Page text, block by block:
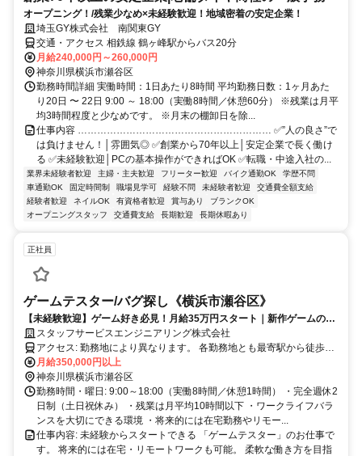
オープニング！/残業少なめ×未経験歓迎！地域密着の安定企業！
埼玉GY株式会社 南関東GY
交通・アクセス 相鉄線 鶴ヶ峰駅からバス20分
月給240,000円～260,000円
神奈川県横浜市瀬谷区
勤務時間詳細 実働時間：1日あたり8時間 平均勤務日数：1ヶ月あた
り20日 〜 22日 9:00 ～ 18:00（実働8時間／休憩60分） ※残業は月平
均3時間程度と少なめです。 ※月末の棚卸日を除...
仕事内容 …………………………………………………… ✅”人の良さ”で
は負けません！│雰囲気◎ ✅創業から70年以上│安定企業で長く働け
る ✅未経験歓迎│PCの基本操作ができればOK ✅転職・中途入社の...
業界未経験者歓迎 主婦・主夫歓迎 フリーター歓迎 バイク通勤OK
学歴不問
車通勤OK
固定時間制 職場見学可 経験不問 未経験者歓迎
交通費全額支給
経験者歓迎
ネイルOK 有資格者歓迎 賞与あり
ブランクOK
オープニングスタッフ
交通費支給 長期歓迎 長期休暇あり
正社員
ゲームテスター/バグ探し《横浜市瀬谷区》
【未経験歓迎】ゲーム好き必見！月給35万円スタート｜新作ゲームの品
質チェック｜土日祝休み｜将来的にリモートワーク可能
スタッフサービスエンジニアリング株式会社
アクセス: 勤務地により異なります。 各勤務地とも最寄駅から徒歩圏
内のオフィスが中心です。 公共交通機関を利用して通勤いただけま
す。
月給350,000円以上
神奈川県横浜市瀬谷区
勤務時間・曜日: 9:00～18:00（実働8時間／休憩1時間） ・完全週休2
日制（土日祝休み） ・残業は月平均10時間以下 ・ワークライフバラ
ンスを大切にできる環境 ・将来的には在宅勤務やリモー...
仕事内容: 未経験からスタートできる 「ゲームテスター」のお仕事で
す。 将来的には在宅・リモートワークも可能。 柔軟な働き方を目指